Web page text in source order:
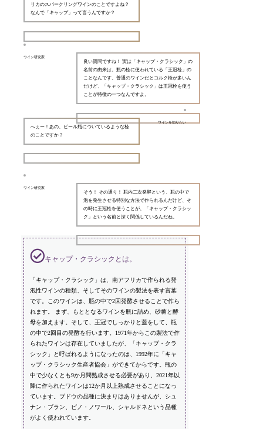
リカのスパークリングワインのことですよね？
なんで「キャップ」って言うんですか？
ワイン研究家
良い質問ですね！ 実は「キャップ・クラシック」の
名前の由来は、瓶の栓に使われている「王冠栓」の
ことなんです。普通のワインだとコルク栓が多いん
だけど、「キャップ・クラシック」は王冠栓を使う
ことが特徴の一つなんですよ。
ワインを知りたい
へぇー！あの、ビール瓶についているような栓
のことですか？
ワイン研究家
そう！ その通り！ 瓶内二次発酵という、瓶の中で
泡を発生させる特別な方法で作られるんだけど、そ
の時に王冠栓を使うことが、「キャップ・クラシッ
ク」という名前と深く関係しているんだね。
キャップ・クラシックとは。
「キャップ・クラシック」は、南アフリカで作られる発
泡性ワインの種類、そしてそのワインの製法を表す言葉
です。このワインは、瓶の中で2回発酵させることで作ら
れます。 まず、もととなるワインを瓶に詰め、砂糖と酵
母を加えます。そして、王冠でしっかりと蓋をして、瓶
の中で2回目の発酵を行います。1971年からこの製法で作
られたワインは存在していましたが、「キャップ・クラ
シック」と呼ばれるようになったのは、1992年に「キャ
ップ・クラシック生産者協会」ができてからです。瓶の
中で少なくとも9か月間熟成させる必要があり、2021年以
降に作られたワインは12か月以上熟成させることになっ
ています。ブドウの品種に決まりはありませんが、シュ
ナン・ブラン、ピノ・ノワール、シャルドネという品種
がよく使われています。